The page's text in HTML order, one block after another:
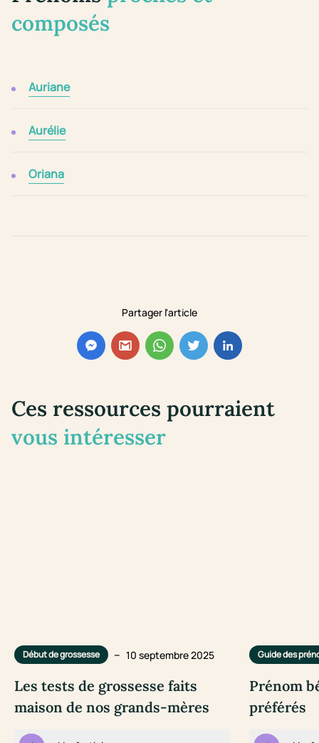
Partager l'article
composés
Auriane
Aurélie
Oriana
Ces ressources pourraient
vous intéresser
Début de grossesse – 10 septembre 2025
Les tests de grossesse faits
maison de nos grands-mères
Guide des
Prénom
préférés